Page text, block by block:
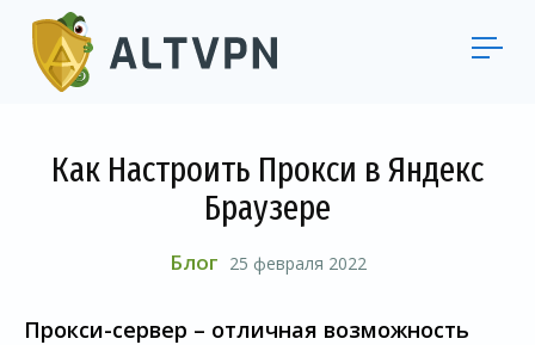
Как Настроить Прокси в Яндекс
Браузере
Блог 25 февраля 2022
Прокси-сервер – отличная возможность